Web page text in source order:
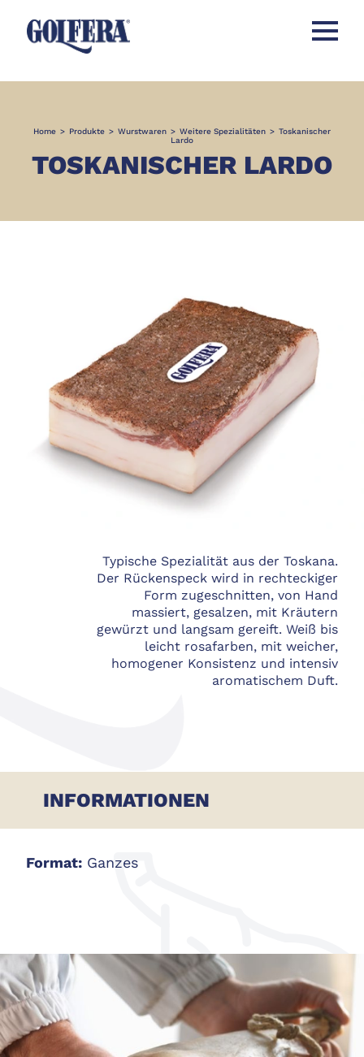
Menü
Home > Produkte > Wurstwaren > Weitere Spezialitäten > Toskanischer
Lardo
TOSKANISCHER LARDO
Typische Spezialität aus der Toskana.
Der Rückenspeck wird in rechteckiger
Form zugeschnitten, von Hand
massiert, gesalzen, mit Kräutern
gewürzt und langsam gereift. Weiß bis
leicht rosafarben, mit weicher,
homogener Konsistenz und intensiv
aromatischem Duft.
INFORMATIONEN
Format: Ganzes